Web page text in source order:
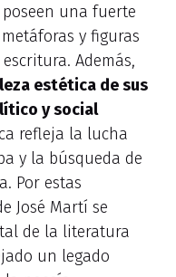
una fuerte
y figuras
Además,
estética de sus
y social
refleja la lucha
y la búsqueda de
Por estas
José Martí se
de la literatura
un legado